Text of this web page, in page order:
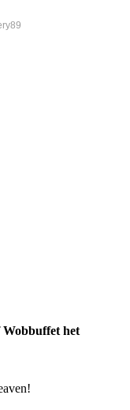
Wobbuffet het